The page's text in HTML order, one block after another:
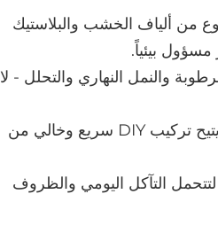
من ألياف الخشب والبلاستيك
مسؤول بيئياً.
والنمل النهاري والتحلل - لا
نظام التثبيت يتيح تركيب DIY سريع وخالي من
التآكل اليومي والظروف